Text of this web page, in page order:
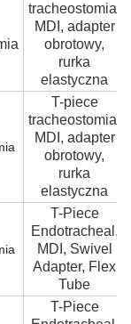
tracheostomia,
MDI, adapter
obrotowy,
rurka
elastyczna
T-piece
tracheostomia,
MDI, adapter
obrotowy,
rurka
elastyczna
T-Piece
Endotracheal,
MDI, Swivel
Adapter, Flex
Tube
T-Piece